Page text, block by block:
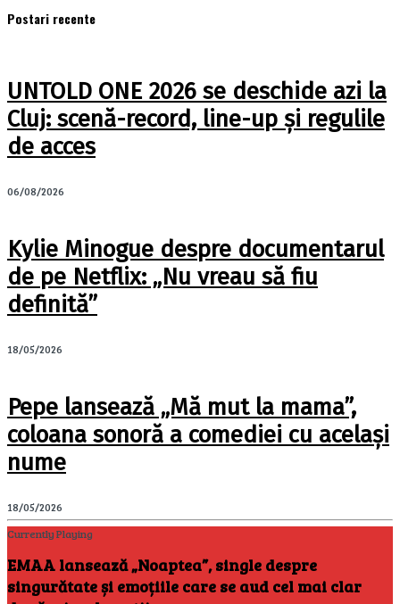
Postari recente
UNTOLD ONE 2026 se deschide azi la
Cluj: scenă-record, line-up și regulile
de acces
06/08/2026
Kylie Minogue despre documentarul
de pe Netflix: „Nu vreau să fiu
definită”
18/05/2026
Pepe lansează „Mă mut la mama”,
coloana sonoră a comediei cu același
nume
18/05/2026
Currently Playing
EMAA lansează „Noaptea”, single despre
singurătate și emoțiile care se aud cel mai clar